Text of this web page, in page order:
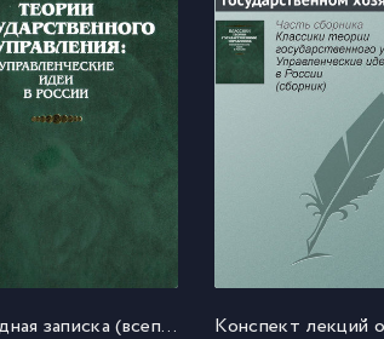
Докладная записка (всеподданнейший доклад) министра финансов С.Ю. Витте Николаю II